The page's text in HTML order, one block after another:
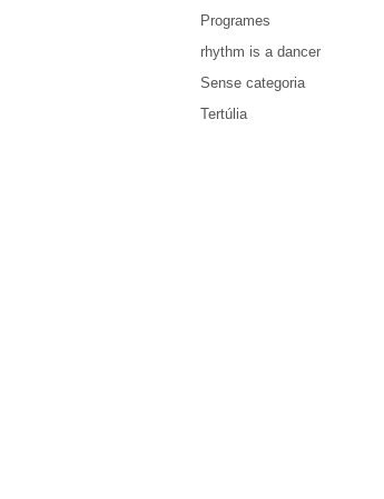
Programes
rhythm is a dancer
Sense categoria
Tertúlia